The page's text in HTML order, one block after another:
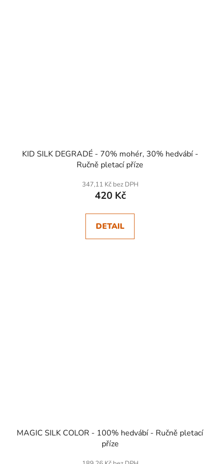
KID SILK DEGRADÉ - 70% mohér, 30% hedvábí -
Ručně pletací příze
347,11 Kč bez DPH
420 Kč
DETAIL
MAGIC SILK COLOR - 100% hedvábí - Ručně pletací
příze